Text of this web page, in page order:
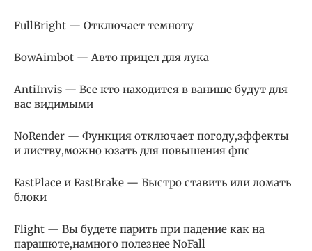
FullBright — Отключает темноту
BowAimbot — Авто прицел для лука
AntiInvis — Все кто находится в ванише будут для
вас видимыми
NoRender — Функция отключает погоду,эффекты
и листву,можно юзать для повышения фпс
FastPlace и FastBrake — Быстро ставить или ломать
блоки
Flight — Вы будете парить при падение как на
парашюте,намного полезнее NoFall